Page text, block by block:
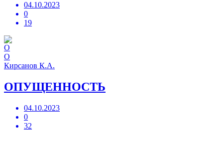
04.10.2023
0
19
О
Кирсанов К.А.
ОПУЩЕННОСТЬ
04.10.2023
0
32